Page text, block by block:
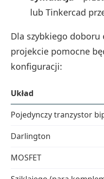
lub Tinkercad
Dla szybkiego
projekcie pomocne
konfiguracji:
Układ
Pojedynczy tranzystor
Darlington
MOSFET